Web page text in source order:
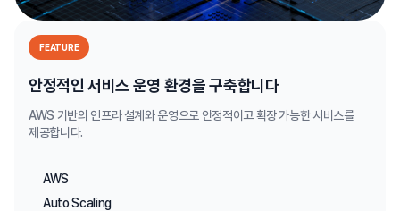
FEATURE
안정적인 서비스 운영 환경을 구축합니다
AWS 기반의 인프라 설계와 운영으로 안정적이고 확장 가능한 서비스를
제공합니다.
AWS
Auto Scaling